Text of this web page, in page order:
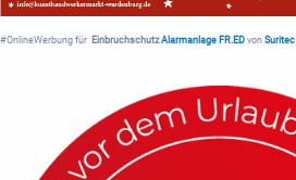
#OnlineWerbung für Einbruchschutz Alarmanlage FR.ED von Suritec